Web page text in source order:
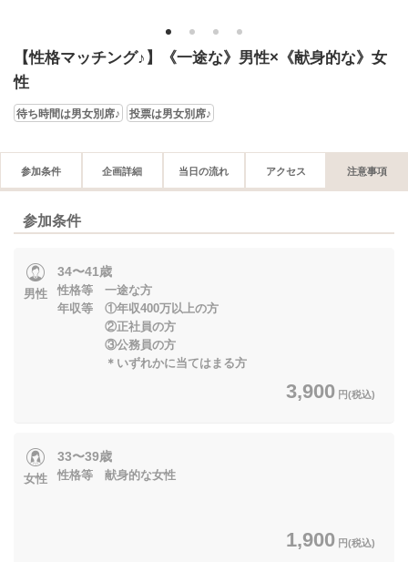
1 2 3 4
【性格マッチング♪】《一途な》男性×《献身的な》女
性
待ち時間は男女別席♪ 投票は男女別席♪
参加条件 企画詳細 当日の流れ アクセス 注意事項
参加条件
男性
34〜41歳
性格等 一途な方
年収等 ①年収400万以上の方
②正社員の方
③公務員の方
＊いずれかに当てはまる方
3,900 円(税込)
女性
33〜39歳
性格等 献身的な女性
1,900 円(税込)